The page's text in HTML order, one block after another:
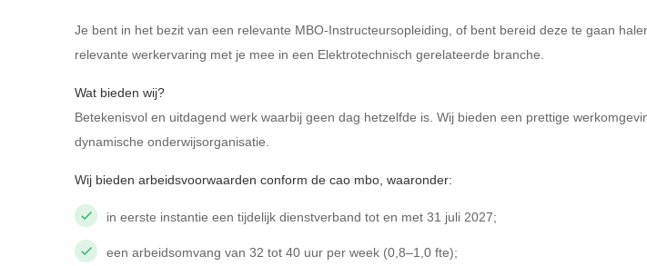
Je bent in het bezit van een relevante MBO-Instructeursopleiding, of bent bereid deze te gaan
relevante werkervaring met je mee in een Elektrotechnisch gerelateerde branche.
Wat bieden wij?
Betekenisvol en uitdagend werk waarbij geen dag hetzelfde is. Wij bieden een prettige
dynamische onderwijsorganisatie.
Wij bieden arbeidsvoorwaarden conform de cao mbo, waaronder:
in eerste instantie een tijdelijk dienstverband tot en met 31 juli 2027;
een arbeidsomvang van 32 tot 40 uur per week (0,8–1,0 fte);